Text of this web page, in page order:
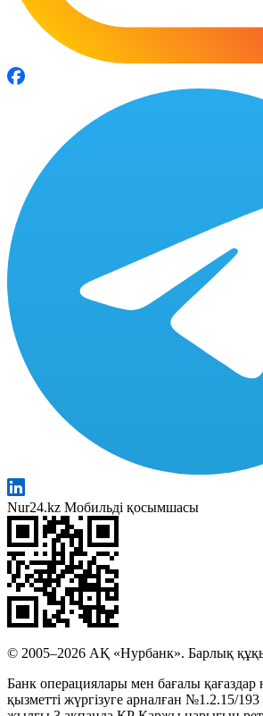
Nur24.kz Мобильді қосымшасы
© 2005–2026 АҚ «Нурбанк». Барлық
Банк операциялары мен бағалы
қызметті жүргізуге арналған №1.2.15/